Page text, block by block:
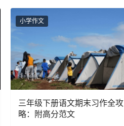
小学作文
三年级下册语文期末习作全攻
略：附高分范文